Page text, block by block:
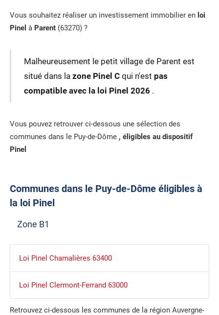
Vous souhaitez réaliser un investissement immobilier en loi
Pinel à Parent (63270) ?
Malheureusement le petit village de Parent est
situé dans la zone Pinel Cqui n'est pas
compatible avec la loi Pinel 2026 .
Vous pouvez retrouver ci-dessous une sélection des
communes dans le Puy-de-Dôme , éligibles au dispositif
Pinel
Communes dans le Puy-de-Dôme éligibles à
la loi Pinel
Zone B1
Loi Pinel Chamalières 63400
Loi Pinel Clermont-Ferrand 63000
Retrouvez ci-dessous les communes de la région Auvergne-